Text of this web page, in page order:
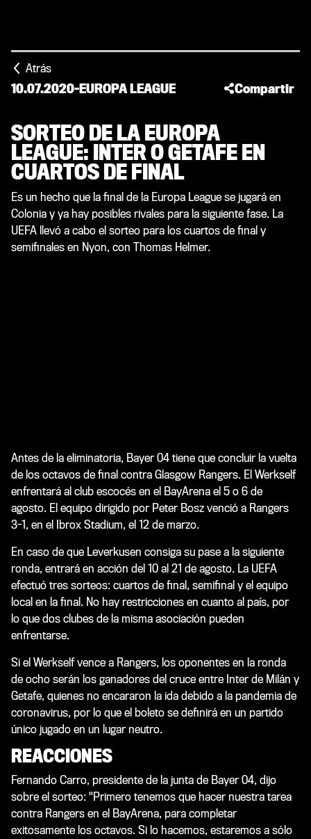
Atrás
10.07.2020-EUROPA LEAGUE Compartir
SORTEO DE LA EUROPA
LEAGUE: INTER O GETAFE EN
CUARTOS DE FINAL
Es un hecho que la final de la Europa League se jugará en
Colonia y ya hay posibles rivales para la siguiente fase. La
UEFA llevó a cabo el sorteo para los cuartos de final y
semifinales en Nyon, con Thomas Helmer.
Antes de la eliminatoria, Bayer 04 tiene que concluir la vuelta
de los octavos de final contra Glasgow Rangers. El Werkself
enfrentará al club escocés en el BayArena el 5 o 6 de
agosto. El equipo dirigido por Peter Bosz venció a Rangers
3-1, en el Ibrox Stadium, el 12 de marzo.
En caso de que Leverkusen consiga su pase a la siguiente
ronda, entrará en acción del 10 al 21 de agosto. La UEFA
efectuó tres sorteos: cuartos de final, semifinal y el equipo
local en la final. No hay restricciones en cuanto al país, por
lo que dos clubes de la misma asociación pueden
enfrentarse.
Si el Werkself vence a Rangers, los oponentes en la ronda
de ocho serán los ganadores del cruce entre Inter de Milán y
Getafe, quienes no encararon la ida debido a la pandemia de
coronavirus, por lo que el boleto se definirá en un partido
único jugado en un lugar neutro.
REACCIONES
Fernando Carro, presidente de la junta de Bayer 04, dijo
sobre el sorteo: "Primero tenemos que hacer nuestra tarea
contra Rangers en el BayArena, para completar
exitosamente los octavos. Si lo hacemos, estaremos a sólo